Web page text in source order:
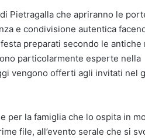
Pietragalla che apriranno le
e condivisione autentica
preparati secondo le antiche
particolarmente esperte nella
vengono offerti agli invitati nel
per la famiglia che lo ospita in
file, all’evento serale che si